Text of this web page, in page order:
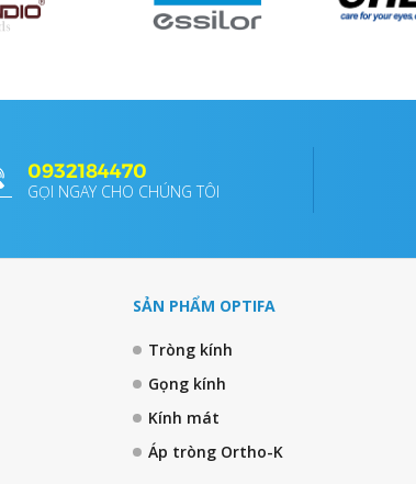
0932184470
GỌI NGAY CHO CHÚNG TÔI
SẢN PHẨM OPTIFA
Tròng kính
Gọng kính
Kính mát
Áp tròng Ortho-K